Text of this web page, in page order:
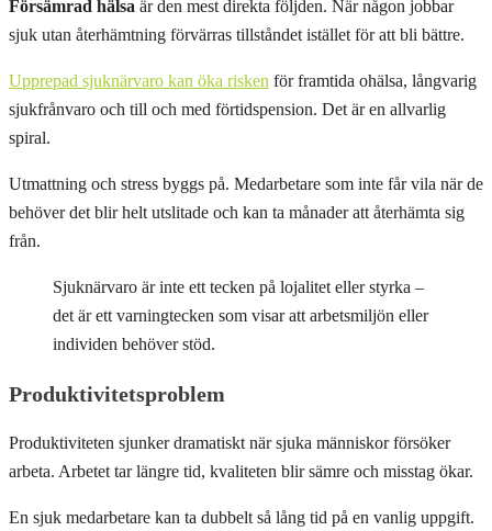
Försämrad hälsa är den mest direkta följden. När någon jobbar
sjuk utan återhämtning förvärras tillståndet istället för att bli bättre.
Upprepad sjuknärvaro kan öka risken för framtida ohälsa, långvarig
sjukfrånvaro och till och med förtidspension. Det är en allvarlig
spiral.
Utmattning och stress byggs på. Medarbetare som inte får vila när de
behöver det blir helt utslitade och kan ta månader att återhämta sig
från.
Sjuknärvaro är inte ett tecken på lojalitet eller styrka –
det är ett varningtecken som visar att arbetsmiljön eller
individen behöver stöd.
Produktivitetsproblem
Produktiviteten sjunker dramatiskt när sjuka människor försöker
arbeta. Arbetet tar längre tid, kvaliteten blir sämre och misstag ökar.
En sjuk medarbetare kan ta dubbelt så lång tid på en vanlig uppgift.